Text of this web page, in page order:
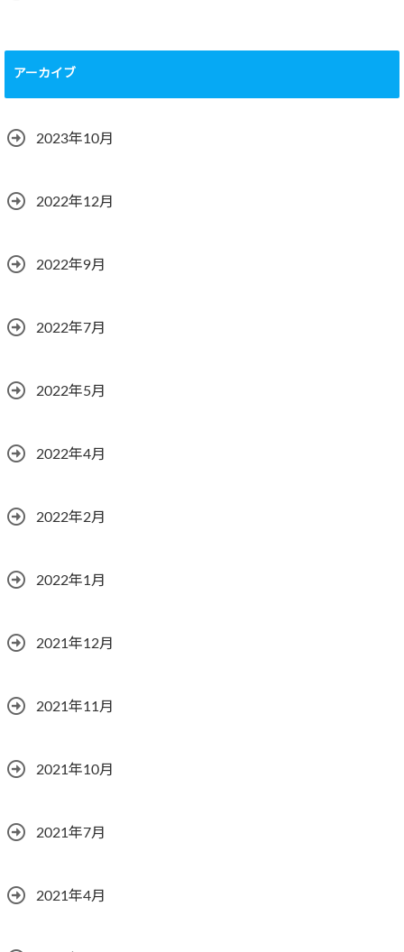
アーカイブ
2023年10月
2022年12月
2022年9月
2022年7月
2022年5月
2022年4月
2022年2月
2022年1月
2021年12月
2021年11月
2021年10月
2021年7月
2021年4月